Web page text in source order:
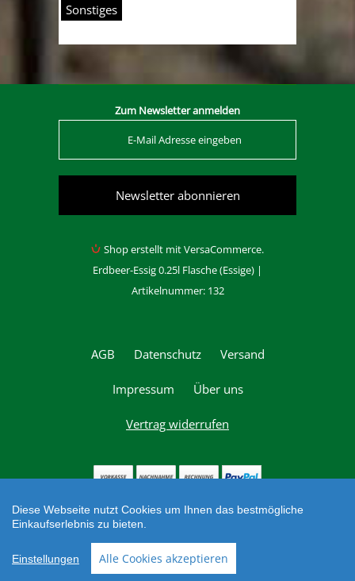
Sonstiges
Zum Newsletter anmelden
Shop erstellt mit VersaCommerce.
Erdbeer-Essig 0.25l Flasche (Essige) |
Artikelnummer: 132
AGB Datenschutz Versand
Impressum Über uns
Vertrag widerrufen
Armbruster's Hoflädele
Telefon: +49 7803 3235,Email:info@hoflaedele.de
Diese Webseite nutzt Cookies um Ihnen das bestmögliche
Einkaufserlebnis zu bieten.
Einstellungen Alle Cookies akzeptieren